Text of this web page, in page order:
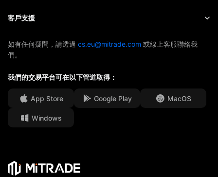
EBook
關於Mitrade
獎項及榮譽
媒體中心
工作機會
法律文件
客戶支援
幫助中心
常見問題
如有任何疑問，請透過 cs.eu@mitrade.com 或線上客服聯絡我
們。
我們的交易平台可在以下管道取得：
App Store Google Play MacOS
Windows